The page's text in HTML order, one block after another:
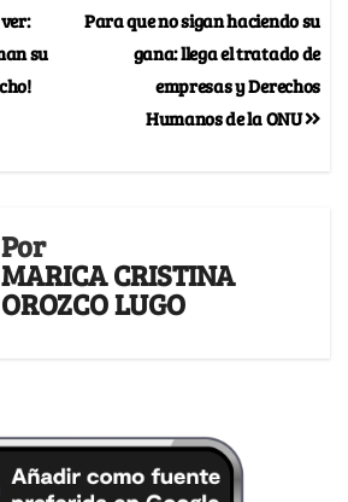
Para que no sigan haciendo su
gana: llega el tratado de
empresas y Derechos
Humanos de la ONU
su
Por
MARICA CRISTINA
OROZCO LUGO